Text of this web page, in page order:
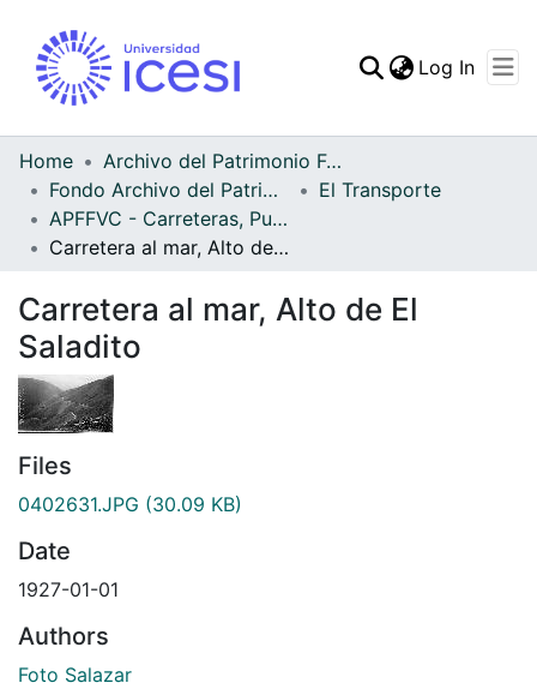
Statistics
Log In
Home
Archivo del Patrimonio Fotográfico y Fílmico del Valle del Cauca
Fondo Archivo del Patrimonio Fotográfico y Fílmico del Valle del Cauca
El Transporte
APFFVC - Carreteras, Puentes - Patrimonial
Carretera al mar, Alto de El Saladito
Carretera al mar, Alto de El
Saladito
Files
0402631.JPG (30.09 KB)
Date
1927-01-01
Authors
Foto Salazar